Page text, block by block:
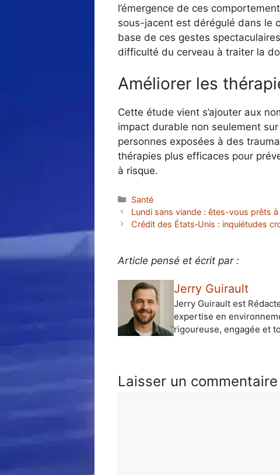
l’émergence de ces
sous-jacent est dérégulé dans le
base de ces gestes
difficulté du cerveau à traiter la
Améliorer les
Cette étude vient s’ajouter aux
impact durable non seulement
personnes exposées à des
thérapies plus efficaces pour
à risque.
Catégories
Santé
Lundi sans viande : êtes-vous prêts
Crédit des États‑Unis : inquiétudes
Article pensé et écrit par :
Jerry Guirault
Jerry Guirault est
expertise en
rigoureuse, engagée et
Laisser un commentaire